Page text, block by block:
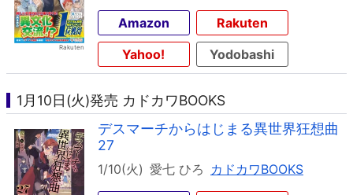
Amazon
Rakuten
Yahoo!
Yodobashi
1月10日(火)発売 カドカワBOOKS
デスマーチからはじまる異世界狂想曲
27
1/10(火) 愛七 ひろ カドカワBOOKS